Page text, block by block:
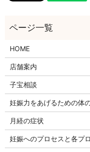
HOME
店舗案内
子宝相談
妊娠力をあげるための体
月経の症状
妊娠へのプロセスと各プ